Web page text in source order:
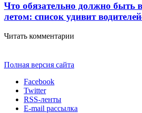
Что обязательно должно быть
летом: список удивит водителей
Читать комментарии
Полная версия сайта
Facebook
Twitter
RSS-ленты
E-mail рассылка